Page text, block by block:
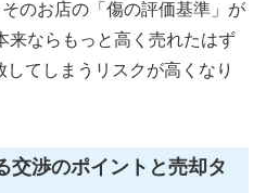
のお店の「傷の評価基準」が
来ならもっと高く売れたはず
てしまうリスクが高くなり
交渉のポイントと売却タ